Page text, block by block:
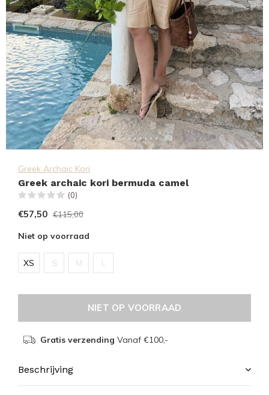
Greek Archaic Kori
Greek archaic kori bermuda camel
(0)
€57,50 €115,00
Niet op voorraad
XS S M L
NIET OP VOORRAAD
Gratis verzending Vanaf €100,-
Beschrijving